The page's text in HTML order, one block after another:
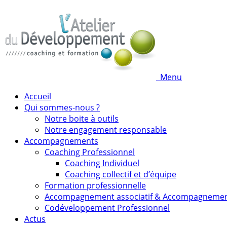
Menu
Accueil
Qui sommes-nous ?
Notre boite à outils
Notre engagement responsable
Accompagnements
Coaching Professionnel
Coaching Individuel
Coaching collectif et d’équipe
Formation professionnelle
Accompagnement associatif &
Codéveloppement Professionnel
Actus